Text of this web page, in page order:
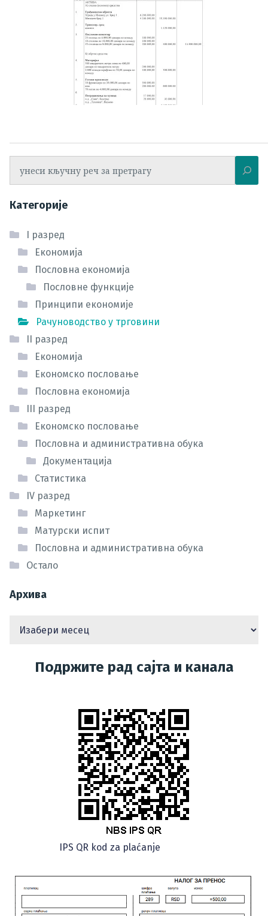
Категорије
I разред
Економија
Пословна економија
Пословне функције
Принципи економије
Рачуноводство у трговини
II разред
Економија
Економско пословање
Пословна економија
III разред
Економско пословање
Пословна и административна обука
Документација
Статистика
IV разред
Маркетинг
Матурски испит
Пословна и административна обука
Остало
Архива
Подржите рад сајта и канала
IPS QR kod za plaćanje